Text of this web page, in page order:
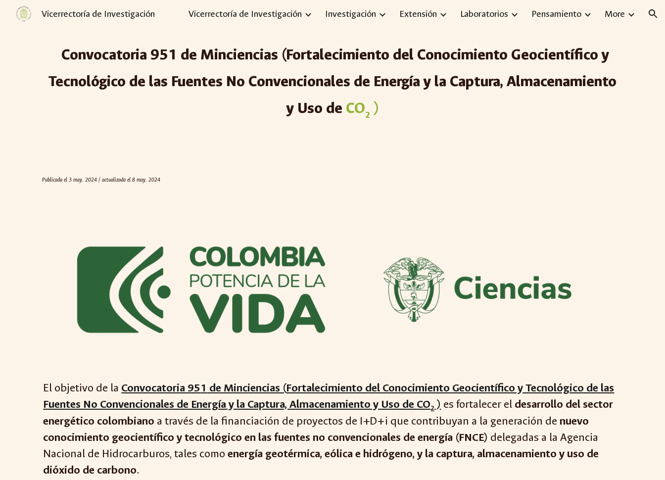
Skip to main content Skip to navigation
Vicerrectoría de Investigación Vicerrectoría de Investigación Investigación Extensión Laboratorios Pensamiento More
Convocatoria 951 de Minciencias (Fortalecimiento del Conocimiento Geocientífico y
Tecnológico de las Fuentes No Convencionales de Energía y la Captura, Almacenamiento
y Uso de CO2 )
Publicada el3 may. 2024 / actualizada el 8 may. 2024
El objetivo de la Convocatoria 951 de Minciencias (Fortalecimiento del Conocimiento Geocientífico y Tecnológico de las
Fuentes No Convencionales de Energía y la Captura, Almacenamiento y Uso de CO2 ) es fortalecer el desarrollo del sector
energético colombiano a través de la financiación de proyectos de I+D+i que contribuyan a la generación de nuevo
conocimiento geocientífico y tecnológico en las fuentes no convencionales de energía (FNCE) delegadas a la Agencia
Nacional de Hidrocarburos, tales comoenergía geotérmica, eólica e hidrógeno, y la captura, almacenamiento y uso de
dióxido de carbono.